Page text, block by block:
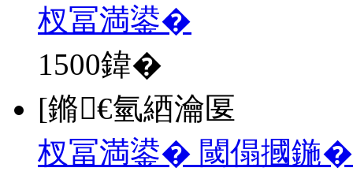
杈冨満鍙�
1500鍏�
[鏅€氫綇瀹匽
杈冨満鍙� 閾傝摑鍦